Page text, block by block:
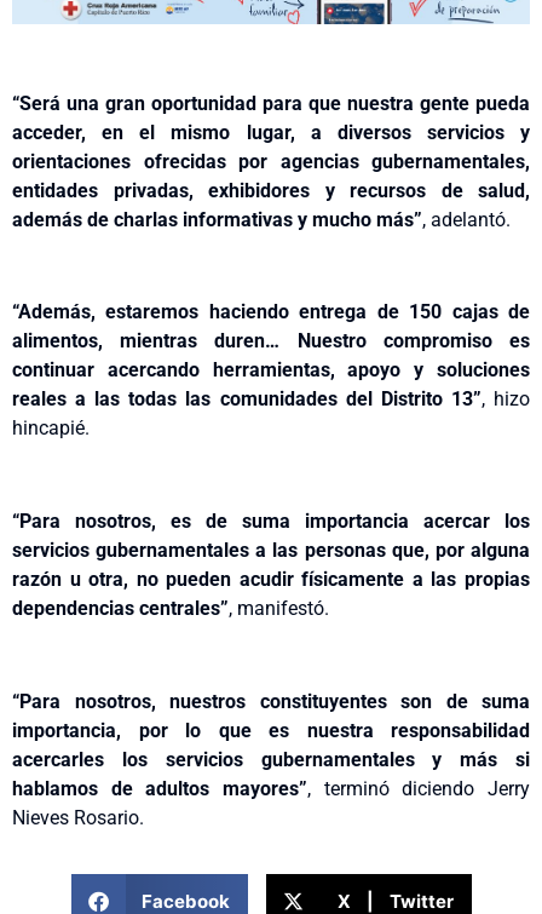
“Será una gran oportunidad para que nuestra gente pueda
acceder, en el mismo lugar, a diversos servicios y
orientaciones ofrecidas por agencias gubernamentales,
entidades privadas, exhibidores y recursos de salud,
además de charlas informativas y mucho más”, adelantó.
“Además, estaremos haciendo entrega de 150 cajas de
alimentos, mientras duren… Nuestro compromiso es
continuar acercando herramientas, apoyo y soluciones
reales a las todas las comunidades del Distrito 13”, hizo
hincapié.
“Para nosotros, es de suma importancia acercar los
servicios gubernamentales a las personas que, por alguna
razón u otra, no pueden acudir físicamente a las propias
dependencias centrales”, manifestó.
“Para nosotros, nuestros constituyentes son de suma
importancia, por lo que es nuestra responsabilidad
acercarles los servicios gubernamentales y más si
hablamos de adultos mayores”, terminó diciendo Jerry
Nieves Rosario.
Facebook X | Twitter